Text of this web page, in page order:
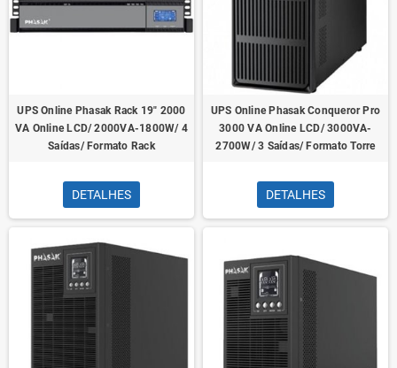
UPS Online Phasak Rack 19" 2000
VA Online LCD/ 2000VA-1800W/ 4
Saídas/ Formato Rack
DETALHES
UPS Online Phasak Conqueror Pro
3000 VA Online LCD/ 3000VA-
2700W/ 3 Saídas/ Formato Torre
DETALHES